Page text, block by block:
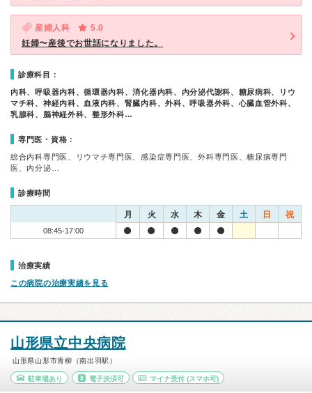
産婦人科
5.0
妊婦〜産後でお世話になりました。
診療科目：
内科、呼吸器内科、循環器内科、消化器内科、内分泌代謝科、糖尿病科、リウ
マチ科、神経内科、血液内科、腎臓内科、外科、呼吸器外科、心臓血管外科、
乳腺科、脳神経外科、整形外科…
専門医・資格：
総合内科専門医、リウマチ専門医、感染症専門医、外科専門医、糖尿病専門
医、内分泌…
診療時間
月 火 水 木 金 土 日 祝
08:45-17:00
治療実績
この病院の治療実績を見る
山形県立中央病院
山形県山形市青柳（南出羽駅）
駐車場あり 電子決済可 マイナ受付 (スマホ可)